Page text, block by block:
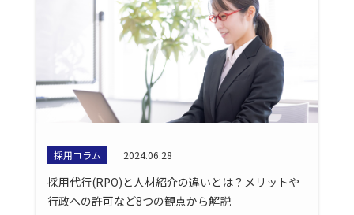
採用コラム 2024.06.28
採用代行(RPO)と人材紹介の違いとは？メリットや
行政への許可など8つの観点から解説